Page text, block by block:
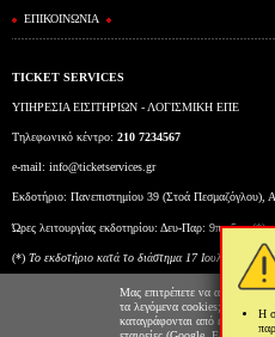
Η
ΕΠΙΚΟΙΝΩΝΙΑ
TICKET SERVICES
ΥΠΗΡΕΣΙΑ ΕΙΣΙΤΗΡΙΩΝ - ΛΟΓΙΣΜΙΚΗ ΕΠΕ
Τηλεφωνικό κέντρο: 210 7234567
e-mail: info@ticketservices.gr
Εκδοτήριο: Πανεπιστημίου 39 (Στοά Πεσμαζόγλου),
Ώρες λειτουργίας εκδοτηρίου: Δευ-Παρ: 9πμ-5μμ (*)
(*) To εκδοτήριο κατά το διάστημα 17 Ιουλίου έως
Παρασκευή από τις 10:00 έως τις 15:00.
Μας επιτρέπετε να
τα λεγόμενα cookies; Με αυτόν
καταγράφονται από εμάς και